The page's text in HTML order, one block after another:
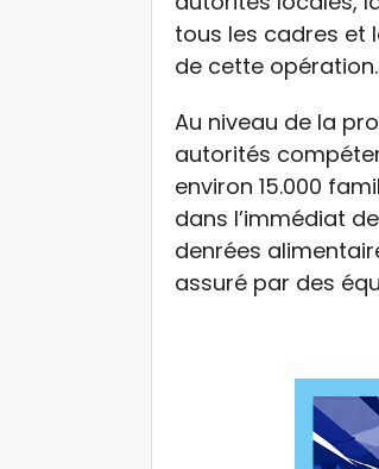
tous les cadres et
de cette opération.
Au niveau de la
autorités
environ 15.000
dans l’immédiat
denrées
assuré par des